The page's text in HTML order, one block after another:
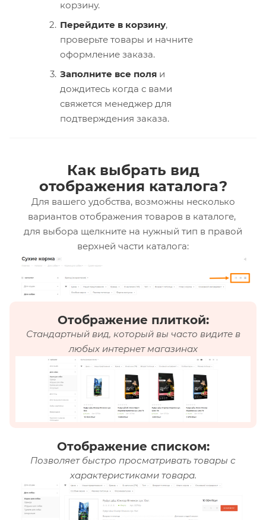
корзину.
Перейдите в корзину,
проверьте товары и начните
оформление заказа.
Заполните все поля и
дождитесь когда с вами
свяжется менеджер для
подтверждения заказа.
Как выбрать вид
отображения каталога?
Для вашего удобства, возможны несколько
вариантов отображения товаров в каталоге,
для выбора щелкните на нужный тип в правой
верхней части каталога:
Отображение плиткой:
Стандартный вид, который вы часто видите в
любых интернет магазинах
Отображение списком:
Позволяет быстро просматривать товары с
характеристиками товара.